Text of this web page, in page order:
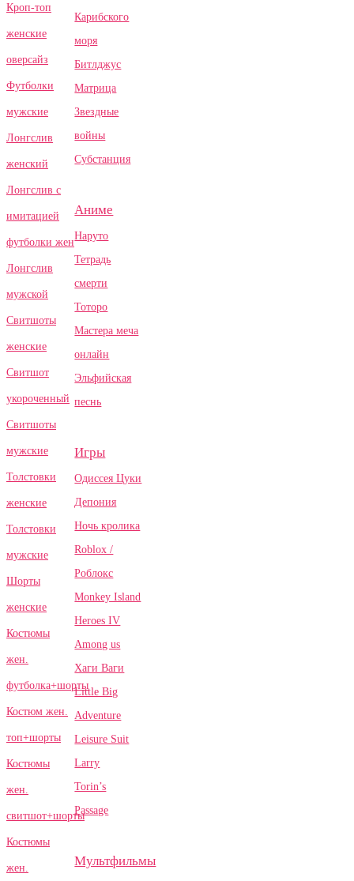
Кроп-топ
женские
оверсайз
Футболки
мужские
Лонгслив
женский
Лонгслив с
имитацией
футболки жен
Лонгслив
мужской
Свитшоты
женские
Свитшот
укороченный
Свитшоты
мужские
Толстовки
женские
Толстовки
мужские
Шорты
женские
Костюмы
жен.
футболка+шорты
Костюм жен.
топ+шорты
Костюмы
жен.
свитшот+шорты
Костюмы
жен.
Карибского
моря
Битлджус
Матрица
Звездные
войны
Субстанция
Аниме
Наруто
Тетрадь
смерти
Тоторо
Мастера меча
онлайн
Эльфийская
песнь
Игры
Одиссея Цуки
Депония
Ночь кролика
Roblox /
Роблокс
Monkey Island
Heroes IV
Among us
Хаги Ваги
Little Big
Adventure
Leisure Suit
Larry
Torin’s
Passage
Мультфильмы